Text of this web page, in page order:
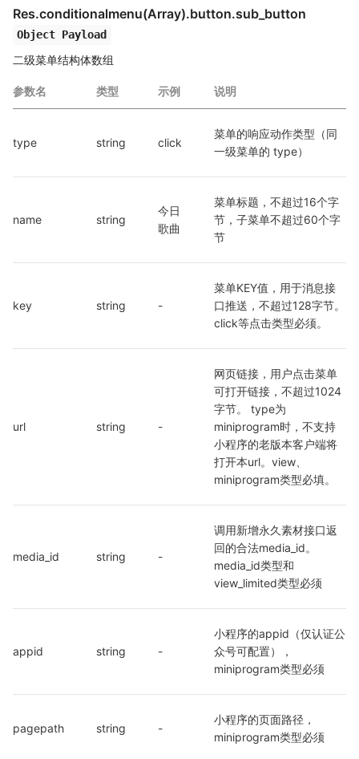
Res.conditionalmenu(Array).button.sub_button
Object Payload
二级菜单结构体数组
参数名 类型 示例 说明
type string click
菜单的响应动作类型（同
一级菜单的 type）
name string
今日
歌曲
菜单标题，不超过16个字
节，子菜单不超过60个字
节
key string -
菜单KEY值，用于消息接
口推送，不超过128字节。
click等点击类型必须。
url string -
网页链接，用户点击菜单
可打开链接，不超过1024
字节。 type为
miniprogram时，不支持
小程序的老版本客户端将
打开本url。view、
miniprogram类型必填。
media_id string -
调用新增永久素材接口返
回的合法media_id。
media_id类型和
view_limited类型必须
appid string -
小程序的appid（仅认证公
众号可配置），
miniprogram类型必须
pagepath string -
小程序的页面路径，
miniprogram类型必须